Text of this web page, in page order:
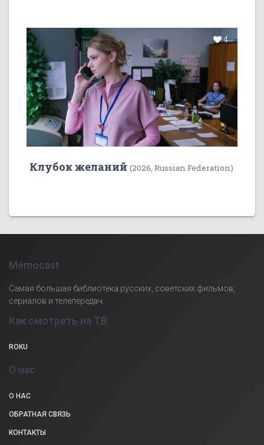
4
Клубок желаний (2026, Russian Federation)
Memocast
Самая большая библиотека русских, советских фильмов,
сериалов и телепередач.
Как смотреть на ТВ
ROKU
О нас
О НАС
ОБРАТНАЯ СВЯЗЬ
КОНТАКТЫ